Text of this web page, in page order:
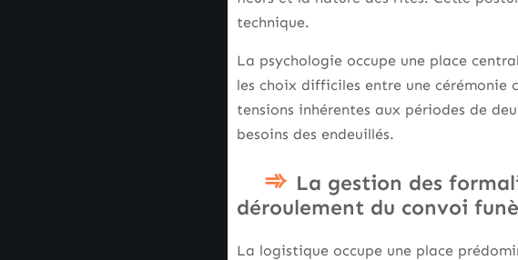
technique.
La psychologie occupe une place
les choix difficiles entre une cérémonie
tensions inhérentes aux périodes de
besoins des endeuillés.
La gestion des
déroulement du convoi
La logistique occupe une place